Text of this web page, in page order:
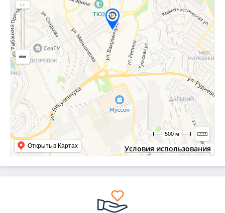
Условия использования
Открыть в Картах
500 м